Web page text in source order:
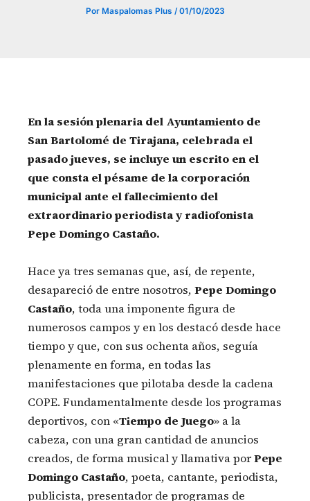
Por Maspalomas Plus /01/10/2023
En la sesión plenaria del Ayuntamiento de
San Bartolomé de Tirajana, celebrada el
pasado jueves, se incluye un escrito en el
que consta el pésame de la corporación
municipal ante el fallecimiento del
extraordinario periodista y radiofonista
Pepe Domingo Castaño.
Hace ya tres semanas que, así, de repente,
desapareció de entre nosotros, Pepe Domingo
Castaño, toda una imponente figura de
numerosos campos y en los destacó desde hace
tiempo y que, con sus ochenta años, seguía
plenamente en forma, en todas las
manifestaciones que pilotaba desde la cadena
COPE. Fundamentalmente desde los programas
deportivos, con «Tiempo de Juego» a la
cabeza, con una gran cantidad de anuncios
creados, de forma musical y llamativa porPepe
Domingo Castaño, poeta, cantante, periodista,
publicista, presentador de programas de